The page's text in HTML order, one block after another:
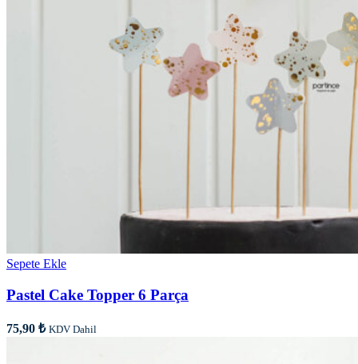
Sepete Ekle
Pastel Cake Topper 6 Parça
75,90 ₺ KDV Dahil